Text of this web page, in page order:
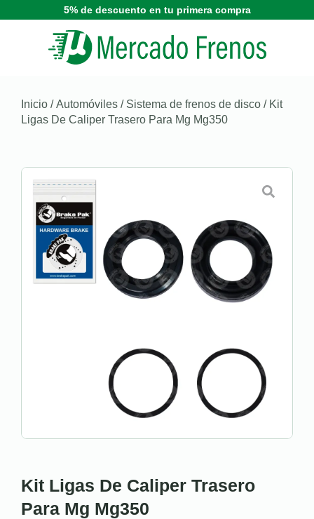
5% de descuento en tu primera compra
Inicio /Automóviles / Sistema de frenos de disco / Kit
Ligas De Caliper Trasero Para Mg Mg350
Kit Ligas De Caliper Trasero
Para Mg Mg350